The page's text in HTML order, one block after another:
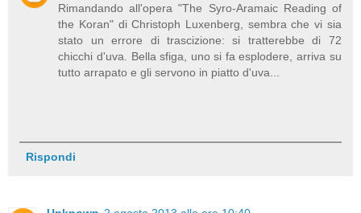
Rimandando all'opera "The Syro-Aramaic Reading of
the Koran" di Christoph Luxenberg, sembra che vi sia
stato un errore di trascizione: si tratterebbe di 72
chicchi d'uva. Bella sfiga, uno si fa esplodere, arriva su
tutto arrapato e gli servono in piatto d'uva...
Rispondi